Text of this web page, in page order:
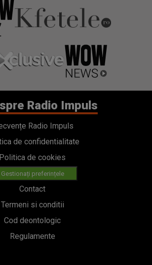
Radio Impuls
Radio Impuls
de confidentialitate
Politica de cookies
Gestionați preferințele
Contact
Termeni si conditii
Cod deontologic
Regulamente